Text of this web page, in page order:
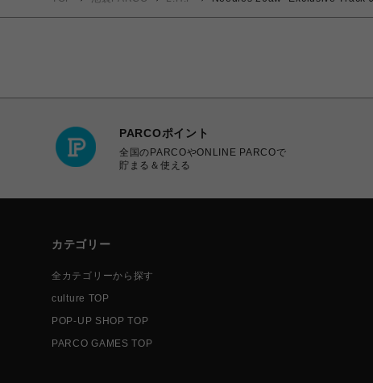
PARCOポイント
全国のPARCOやONLINE PARCOで
貯まる＆使える
カテゴリー
全カテゴリーから探す
culture TOP
POP-UP SHOP TOP
PARCO GAMES TOP